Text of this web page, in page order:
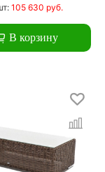
105 630 руб.
В корзину